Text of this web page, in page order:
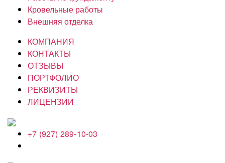
Кровельные работы
Внешняя отделка
КОМПАНИЯ
КОНТАКТЫ
ОТЗЫВЫ
ПОРТФОЛИО
РЕКВИЗИТЫ
ЛИЦЕНЗИИ
+7 (927) 289-10-03